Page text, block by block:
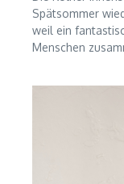
Spätsommer
weil ein
Menschen